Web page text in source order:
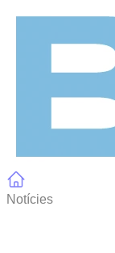
Notícies